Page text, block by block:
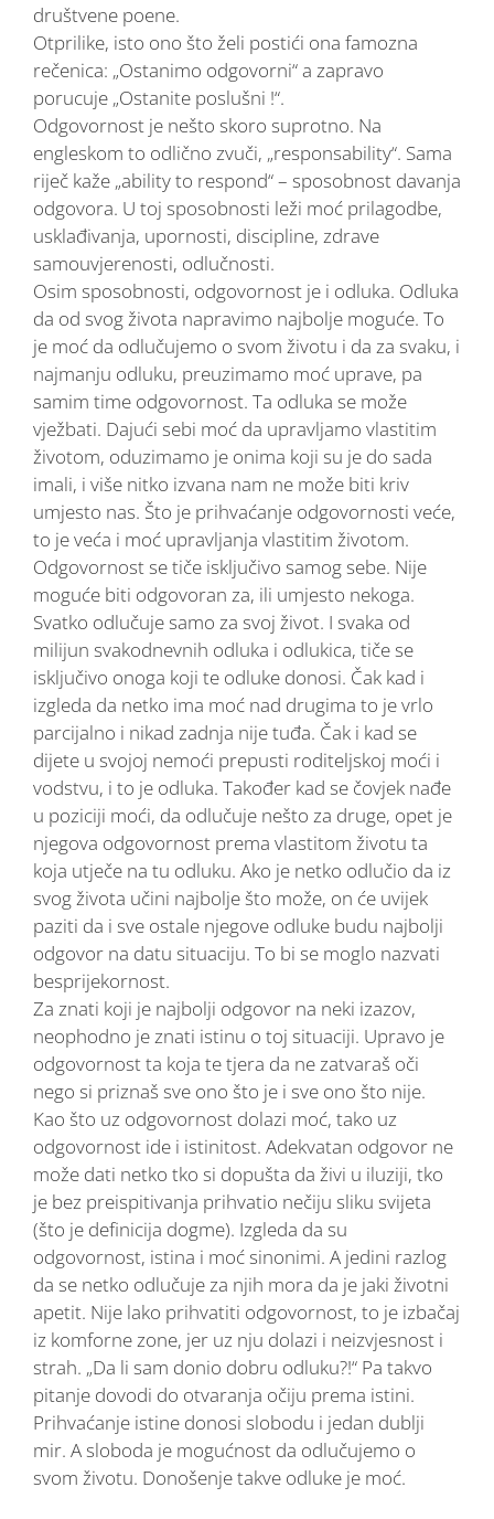
društvene poene.
Otprilike, isto ono što želi postići ona famozna
rečenica: „Ostanimo odgovorni“ a zapravo
porucuje „Ostanite poslušni !“.
Odgovornost je nešto skoro suprotno. Na
engleskom to odlično zvuči, „responsability“. Sama
riječ kaže „ability to respond“ – sposobnost davanja
odgovora. U toj sposobnosti leži moć prilagodbe,
usklađivanja, upornosti, discipline, zdrave
samouvjerenosti, odlučnosti.
Osim sposobnosti, odgovornost je i odluka. Odluka
da od svog života napravimo najbolje moguće. To
je moć da odlučujemo o svom životu i da za svaku, i
najmanju odluku, preuzimamo moć uprave, pa
samim time odgovornost. Ta odluka se može
vježbati. Dajući sebi moć da upravljamo vlastitim
životom, oduzimamo je onima koji su je do sada
imali, i više nitko izvana nam ne može biti kriv
umjesto nas. Što je prihvaćanje odgovornosti veće,
to je veća i moć upravljanja vlastitim životom.
Odgovornost se tiče isključivo samog sebe. Nije
moguće biti odgovoran za, ili umjesto nekoga.
Svatko odlučuje samo za svoj život. I svaka od
milijun svakodnevnih odluka i odlukica, tiče se
isključivo onoga koji te odluke donosi. Čak kad i
izgleda da netko ima moć nad drugima to je vrlo
parcijalno i nikad zadnja nije tuđa. Čak i kad se
dijete u svojoj nemoći prepusti roditeljskoj moći i
vodstvu, i to je odluka. Također kad se čovjek nađe
u poziciji moći, da odlučuje nešto za druge, opet je
njegova odgovornost prema vlastitom životu ta
koja utječe na tu odluku. Ako je netko odlučio da iz
svog života učini najbolje što može, on će uvijek
paziti da i sve ostale njegove odluke budu najbolji
odgovor na datu situaciju. To bi se moglo nazvati
besprijekornost.
Za znati koji je najbolji odgovor na neki izazov,
neophodno je znati istinu o toj situaciji. Upravo je
odgovornost ta koja te tjera da ne zatvaraš oči
nego si priznaš sve ono što je i sve ono što nije.
Kao što uz odgovornost dolazi moć, tako uz
odgovornost ide i istinitost. Adekvatan odgovor ne
može dati netko tko si dopušta da živi u iluziji, tko
je bez preispitivanja prihvatio nečiju sliku svijeta
(što je definicija dogme). Izgleda da su
odgovornost, istina i moć sinonimi. A jedini razlog
da se netko odlučuje za njih mora da je jaki životni
apetit. Nije lako prihvatiti odgovornost, to je izbačaj
iz komforne zone, jer uz nju dolazi i neizvjesnost i
strah. „Da li sam donio dobru odluku?!“ Pa takvo
pitanje dovodi do otvaranja očiju prema istini.
Prihvaćanje istine donosi slobodu i jedan dublji
mir. A sloboda je mogućnost da odlučujemo o
svom životu. Donošenje takve odluke je moć.